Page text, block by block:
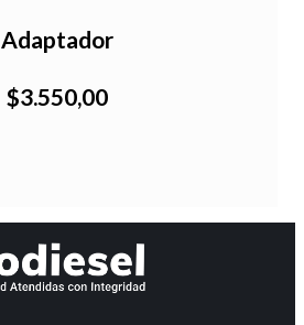
Adaptador
$3.550,00